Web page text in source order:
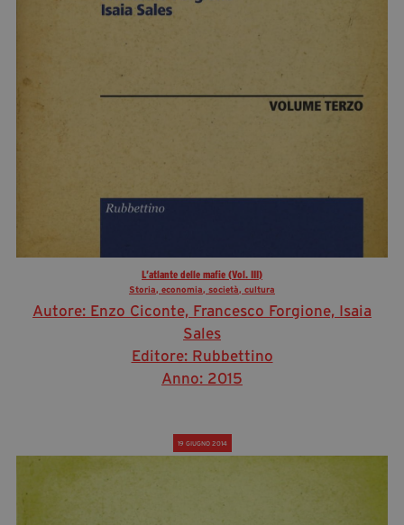
L’atlante delle mafie (Vol. III)
Storia, economia, società, cultura
Autore: Enzo Ciconte, Francesco Forgione, Isaia
Sales
Editore: Rubbettino
Anno: 2015
19 GIUGNO 2014